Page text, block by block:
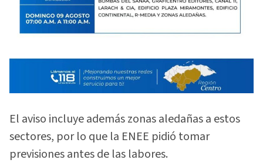
El aviso incluye además zonas aledañas a estos
sectores, por lo que la ENEE pidió tomar
previsiones antes de las labores.